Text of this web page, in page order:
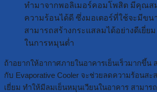
ทำมาจากพอลิเมอร์คอมโพสิต มีคุณส
ความร้อนได้ดี ซึ่งมอเตอร์ที่ใช้จะมีขน
สามารถสร้างกระแสลมได้อย่างดีเยี่ย
ในการหมุนต่ำ
ถ้าอยากให้อากาศภายในอาคารเย็นเร็วมากขึ้น
กับ Evaporative Cooler จะช่วยลดความร้อนส
เยี่ยม ทำให้มีลมเย็นหมุนเวียนในอาคาร สามาร